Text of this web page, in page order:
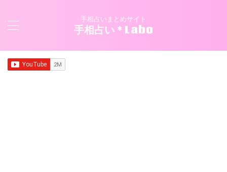
手相占いまとめサイト
手相占い＊Labo